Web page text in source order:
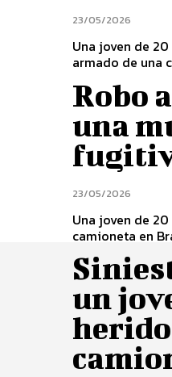
23/05/2026
Una joven de
armado de una
Robo
una
23/05/2026
Una joven de
camioneta en
un